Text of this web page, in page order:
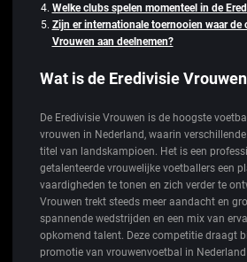
Welke clubs spelen momenteel in de
Zijn er internationale toernooien waar de
Vrouwen aan deelnemen?
Wat is de Eredivisie
De Eredivisie Vrouwen is de hoogste
vrouwen in Nederland, waarin
titel van landskampioen. Het is een
getalenteerde vrouwelijke voetballers een
vaardigheden te tonen en zich verder te
Vrouwen trekt steeds meer aandacht en
spannende wedstrijden en een mix van
opkomend talent. Deze competitie draagt
promotie van vrouwenvoetbal in